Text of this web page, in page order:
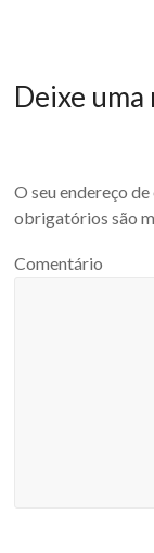
Deixe uma
O seu endereço
obrigatórios são
Comentário